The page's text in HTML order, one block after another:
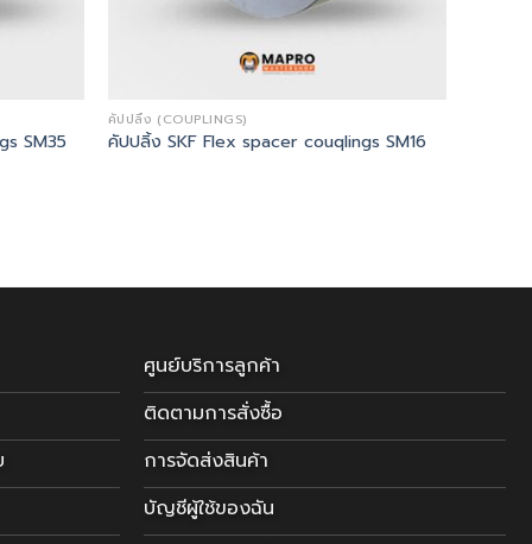
SM35
คัปปลิ้ง (COUPLINGS)
คัปปลิ้ง SKF Flex spacer couqlings SM16
ศูนย์บริการลูกค้า
ติดตามการสั่งซื้อ
การจัดส่งสินค้า
บัญชีผู้ใช้ของฉัน